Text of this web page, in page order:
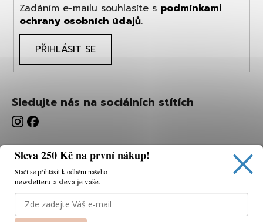
Používáme cookies, abychom vám umožnili pohodlné
prohlížení webu a díky analýze webu neustále zlepšovat
Zadáním e-mailu souhlasíte s podmínkami
ochrany osobních údajů.
PŘIHLÁSIT SE
Sledujte nás na sociálních stítích
Sleva 250 Kč na první nákup!
Stačí se přihlásit k odběru našeho
newsletteru a sleva je vaše.